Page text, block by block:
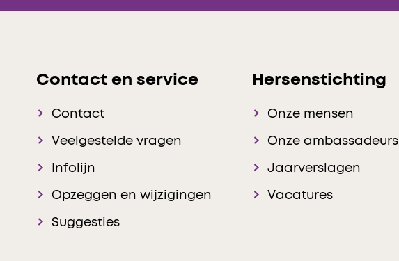
Contact en service
Contact
Veelgestelde vragen
Infolijn
Opzeggen en wijzigingen
Suggesties
Hersenstichting
Onze mensen
Onze ambassadeurs
Jaarverslagen
Vacatures